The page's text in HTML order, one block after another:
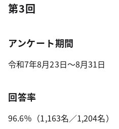
第3回
アンケート期間
令和7年8月23日～8月31日
回答率
96.6％（1,163名／1,204名）